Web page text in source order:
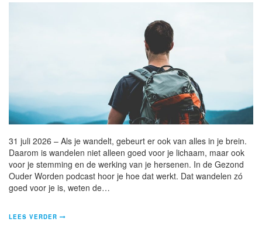
31 juli 2026 – Als je wandelt, gebeurt er ook van alles in je brein.
Daarom is wandelen niet alleen goed voor je lichaam, maar ook
voor je stemming en de werking van je hersenen. In de Gezond
Ouder Worden podcast hoor je hoe dat werkt. Dat wandelen zó
goed voor je is, weten de…
LEES VERDER